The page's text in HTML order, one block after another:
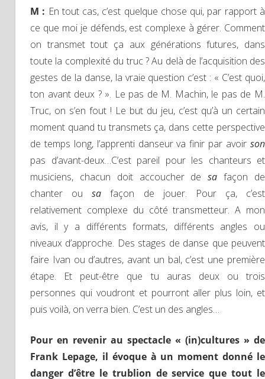
M : En tout cas, c’est quelque chose qui, par rapport à
ce que moi je défends, est complexe à gérer. Comment
on transmet tout ça aux générations futures, dans
toute la complexité du truc ? Au delà de l’acquisition des
gestes de la danse, la vraie question c’est : « C’est quoi,
ton avant deux ? ». Le pas de M. Machin, le pas de M.
Truc, on s’en fout ! Le but du jeu, c’est qu’à un certain
moment quand tu transmets ça, dans cette perspective
de temps long, l’apprenti danseur va finir par avoir son
pas d’avant-deux…C’est pareil pour les chanteurs et
musiciens, chacun doit accoucher desa façon de
chanter ousa façon de jouer. Pour ça, c’est
relativement complexe du côté transmetteur. A mon
avis, il y a différents formats, différents angles ou
niveaux d’approche. Des stages de danse que peuvent
faire Ivan ou d’autres, avant un bal, c’est une première
étape. Et peut-être que tu auras deux ou trois
personnes qui voudront et pourront aller plus loin, et
puis voilà, on verra bien. C’est un des angles…
Pour en revenir au spectacle « (in)cultures » de
Frank Lepage, il évoque à un moment donné le
danger d’être le trublion de service que tout le